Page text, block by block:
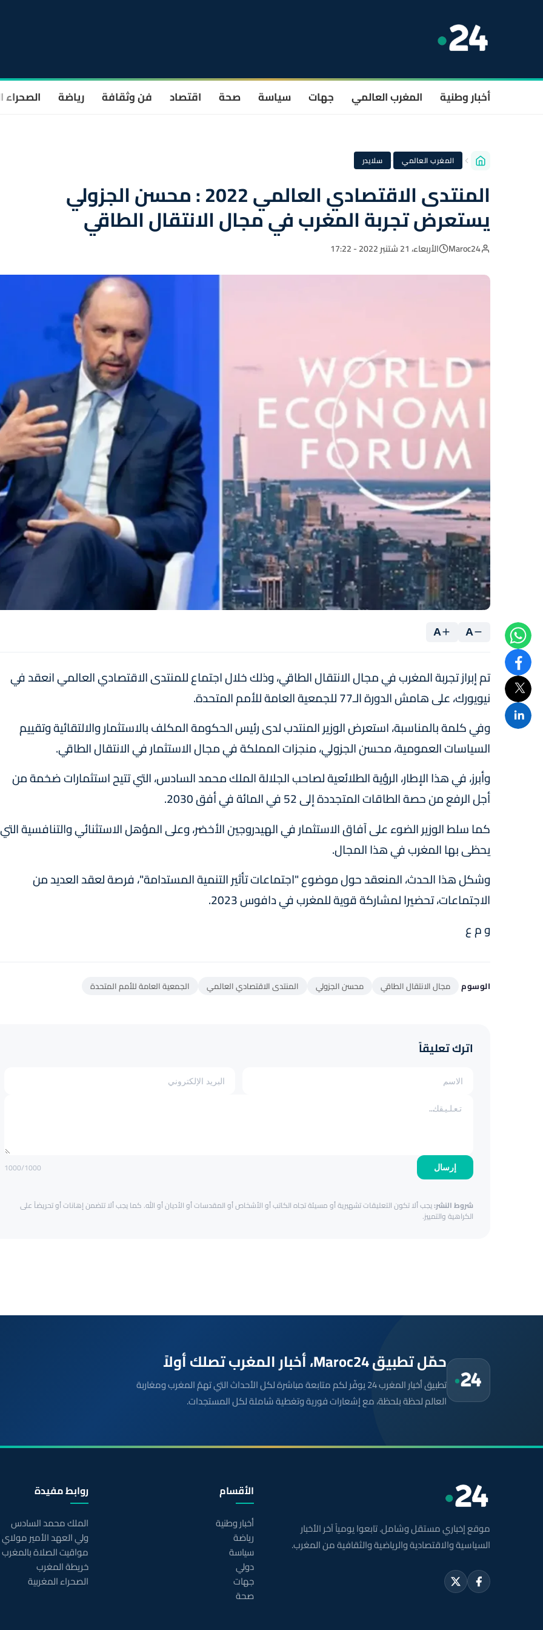
أخبار وطنية المغرب العالمي جهات سياسة صحة اقتصاد فن وثقافة رياضة الصحراء
المغرب العالمي · سلايدر
المنتدى الاقتصادي العالمي 2022 : محسن الجزولي
يستعرض تجربة المغرب في مجال الانتقال الطاقي
Maroc24 الأربعاء، 21 شتنبر 2022 - 17:22
A
A
تم إبراز تجربة المغرب في مجال الانتقال الطاقي، وذلك خلال اجتماع للمنتدى الاقتصادي العالمي انعقد في
نيويورك، على هامش الدورة الـ77 للجمعية العامة للأمم المتحدة.
وفي كلمة بالمناسبة، استعرض الوزير المنتدب لدى رئيس الحكومة المكلف بالاستثمار والالتقائية وتقييم
السياسات العمومية، محسن الجزولي، منجزات المملكة في مجال الاستثمار في الانتقال الطاقي.
وأبرز، في هذا الإطار، الرؤية الطلائعية لصاحب الجلالة الملك محمد السادس، التي تتيح استثمارات ضخمة من
أجل الرفع من حصة الطاقات المتجددة إلى 52 في المائة في أفق 2030.
كما سلط الوزير الضوء على آفاق الاستثمار في الهيدروجين الأخضر، وعلى المؤهل الاستثنائي والتنافسية التي
يحظى بها المغرب في هذا المجال.
وشكل هذا الحدث، المنعقد حول موضوع "اجتماعات تأثير التنمية المستدامة"، فرصة لعقد العديد من
الاجتماعات، تحضيرا لمشاركة قوية للمغرب في دافوس 2023.
و م ع
الوسوم مجال الانتقال الطاقي محسن الجزولي المنتدى الاقتصادي العالمي الجمعية العامة للأمم المتحدة
اترك تعليقاً
إرسال 1000/1000
شروط النشر:يجب ألا تكون التعليقات تشهيرية أو مسيئة تجاه الكاتب أو الأشخاص أو المقدسات أو الأديان أو الله. كما يجب ألا تتضمن إهانات أو تحريضاً على
الكراهية والتمييز.
حمّل تطبيق Maroc24، أخبار المغرب تصلك أولاً
تطبيق أخبار المغرب 24 يوفّر لكم متابعة مباشرة لكل الأحداث التي تهمّ المغرب ومغاربة
العالم لحظة بلحظة، مع إشعارات فورية وتغطية شاملة لكل المستجدات.
موقع إخباري مستقل وشامل. تابعوا يومياً آخر الأخبار
السياسية والاقتصادية والرياضية والثقافية من المغرب.
الأقسام
أخبار وطنية
رياضة
سياسة
دولي
جهات
صحة
روابط مفيدة
الملك محمد السادس
ولي العهد الأمير
مواقيت الصلاة بالمغرب
خريطة المغرب
الصحراء المغربية